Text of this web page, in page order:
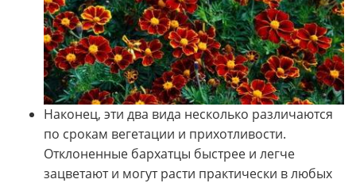
Наконец, эти два вида несколько различаются
по срокам вегетации и прихотливости.
Отклоненные бархатцы быстрее и легче
зацветают и могут расти практически в любых